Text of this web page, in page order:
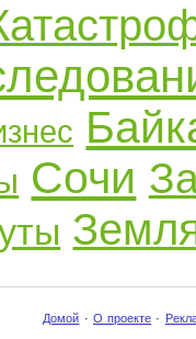
Сочи
Домой · О проекте ·